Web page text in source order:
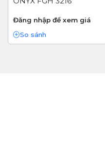
Đăng nhập để xem giá
So sánh